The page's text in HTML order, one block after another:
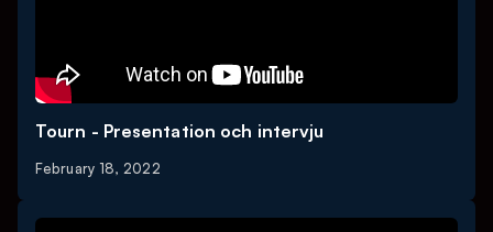
Tourn - Presentation och intervju
February 18, 2022